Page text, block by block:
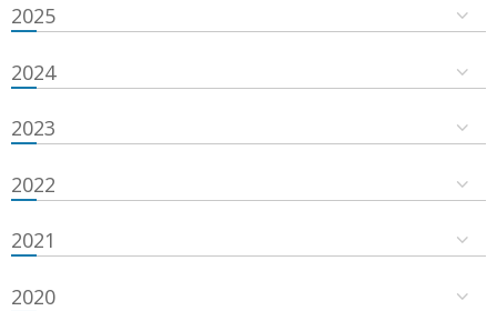
2025
2024
2023
2022
2021
2020